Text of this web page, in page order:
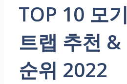
TOP 10 모기
트랩 추천 &
순위 2022